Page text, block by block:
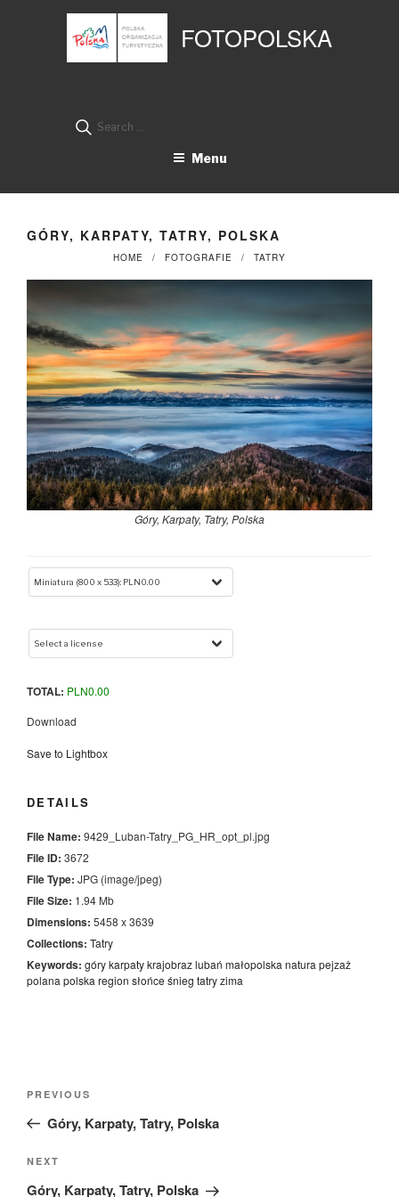
FOTOPOLSKA
Search
Menu
GÓRY, KARPATY, TATRY, POLSKA
HOME FOTOGRAFIE TATRY
Góry, Karpaty, Tatry, Polska
TOTAL: PLN0.00
Download
Save to Lightbox
DETAILS
File Name: 9429_Luban-Tatry_PG_HR_opt_pl.jpg
File ID: 3672
File Type: JPG (image/jpeg)
File Size: 1.94 Mb
Dimensions: 5458 x 3639
Collections: Tatry
Keywords: górykarpatykrajobrazlubań małopolska natura pejzaż
polana polska region słońce śnieg tatryzima
Previous
Post
PREVIOUS
Góry, Karpaty, Tatry, Polska
Next
Post
NEXT
Góry, Karpaty, Tatry, Polska
Panel zarządzania plikami cookies